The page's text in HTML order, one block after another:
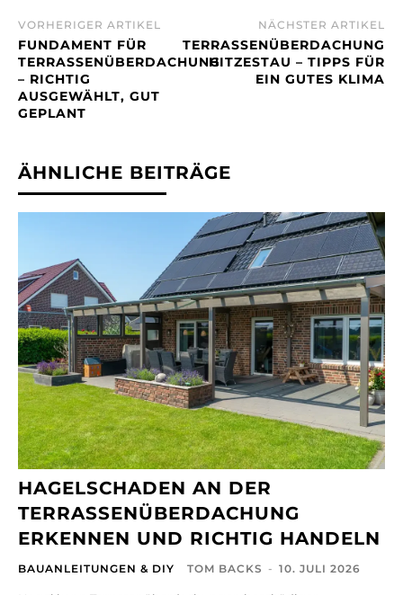
VORHERIGER ARTIKEL
FUNDAMENT FÜR
TERRASSENÜBERDACHUNG
– RICHTIG
AUSGEWÄHLT, GUT
GEPLANT
NÄCHSTER ARTIKEL
TERRASSENÜBERDACHUNG
HITZESTAU – TIPPS FÜR
EIN GUTES KLIMA
ÄHNLICHE BEITRÄGE
HAGELSCHADEN AN DER
TERRASSENÜBERDACHUNG
ERKENNEN UND RICHTIG HANDELN
BAUANLEITUNGEN & DIY TOM BACKS - 10. JULI 2026